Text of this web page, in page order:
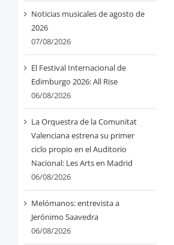
Noticias musicales de agosto de
2026
07/08/2026
El Festival Internacional de
Edimburgo 2026: All Rise
06/08/2026
La Orquestra de la Comunitat
Valenciana estrena su primer
ciclo propio en el Auditorio
Nacional: Les Arts en Madrid
06/08/2026
Melómanos: entrevista a
Jerónimo Saavedra
06/08/2026